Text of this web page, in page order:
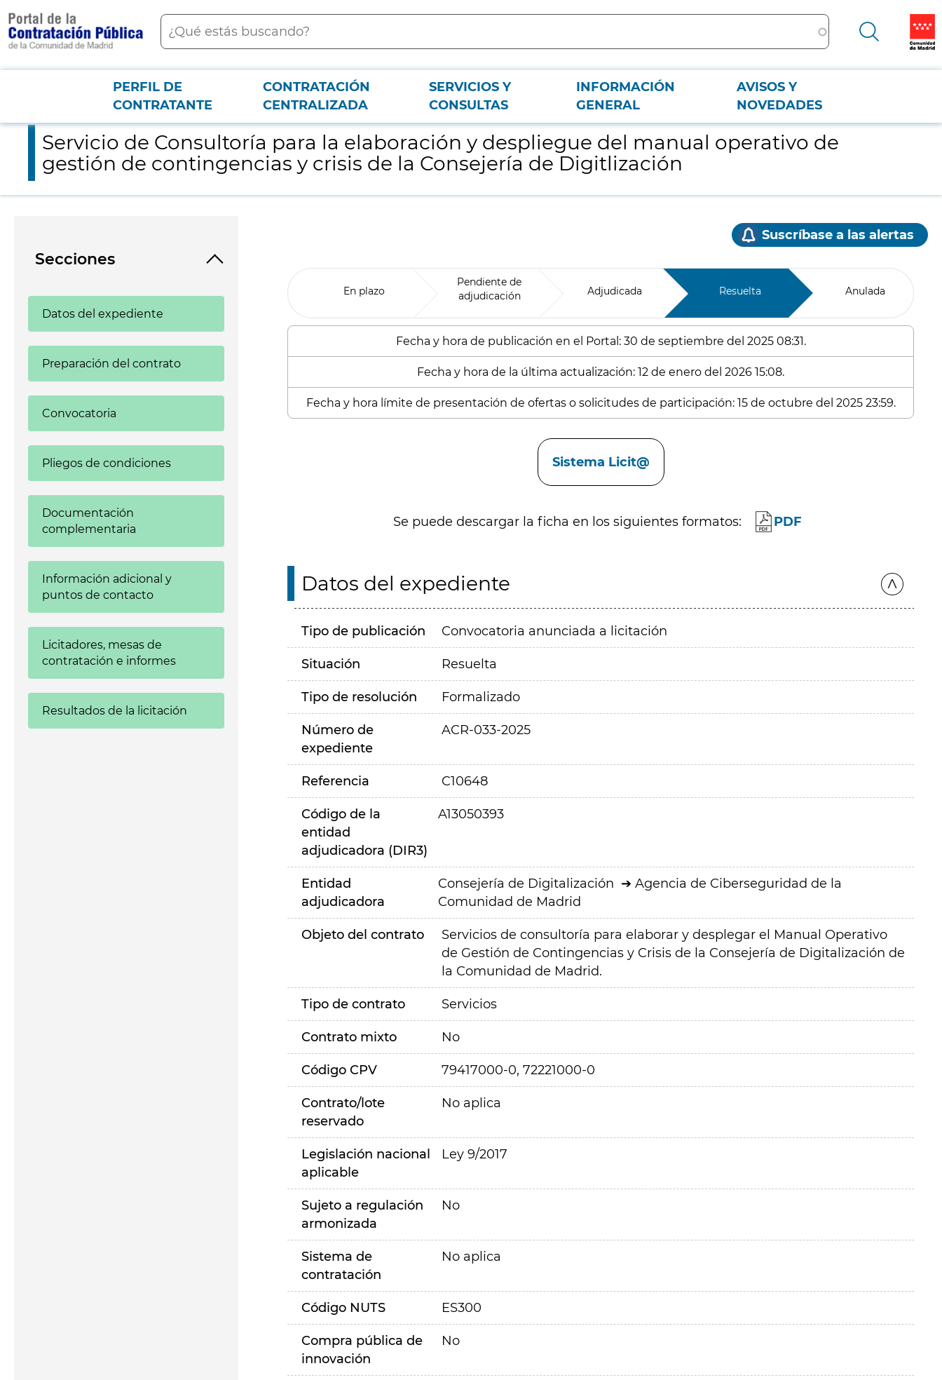
contenido
principal
Buscar
Menú PCON
PERFIL DE
CONTRATANTE
CONTRATACIÓN
CENTRALIZADA
SERVICIOS Y
CONSULTAS
INFORMACIÓN
GENERAL
AVISOS Y
NOVEDADES
Servicio de Consultoría para la elaboración y despliegue del manual operativo de gestión de contingencias y crisis de la Consejería de Digitlización
Servicio de Consultoría para la elaboración y despliegue del manual operativo de
gestión de contingencias y crisis de la Consejería de Digitlización
Secciones
Datos del expediente
Preparación del contrato
Convocatoria
Pliegos de condiciones
Documentación
complementaria
Información adicional y
puntos de contacto
Licitadores, mesas de
contratación e informes
Resultados de la licitación
Suscríbase a las alertas
En plazo
Pendiente de
adjudicación
Adjudicada Resuelta Anulada
Fecha y hora de publicación en el Portal: 30 de septiembre del 2025 08:31.
Fecha y hora de la última actualización: 12 de enero del 2026 15:08.
Fecha y hora límite de presentación de ofertas o solicitudes de participación: 15 de octubre del 2025 23:59.
Sistema Licit@
Se puede descargar la ficha en los siguientes formatos: PDF
Datos del expediente
Tipo de publicación Convocatoria anunciada a licitación
Situación Resuelta
Tipo de resolución Formalizado
Número de
expediente
ACR-033-2025
Referencia C10648
Código de la
entidad
adjudicadora (DIR3)
A13050393
Entidad
adjudicadora
Consejería de Digitalización
Agencia de Ciberseguridad de la
Comunidad de Madrid
Objeto del contrato
Servicios de consultoría para elaborar y desplegar el Manual Operativo
de Gestión de Contingencias y Crisis de la Consejería de Digitalización de
la Comunidad de Madrid.
Tipo de contrato Servicios
Contrato mixto No
Código CPV 79417000-0, 72221000-0
Contrato/lote
reservado
No aplica
Legislación nacional
aplicable
Ley 9/2017
Sujeto a regulación
armonizada
No
Sistema de
contratación
No aplica
Código NUTS ES300
Compra pública de
innovación
No